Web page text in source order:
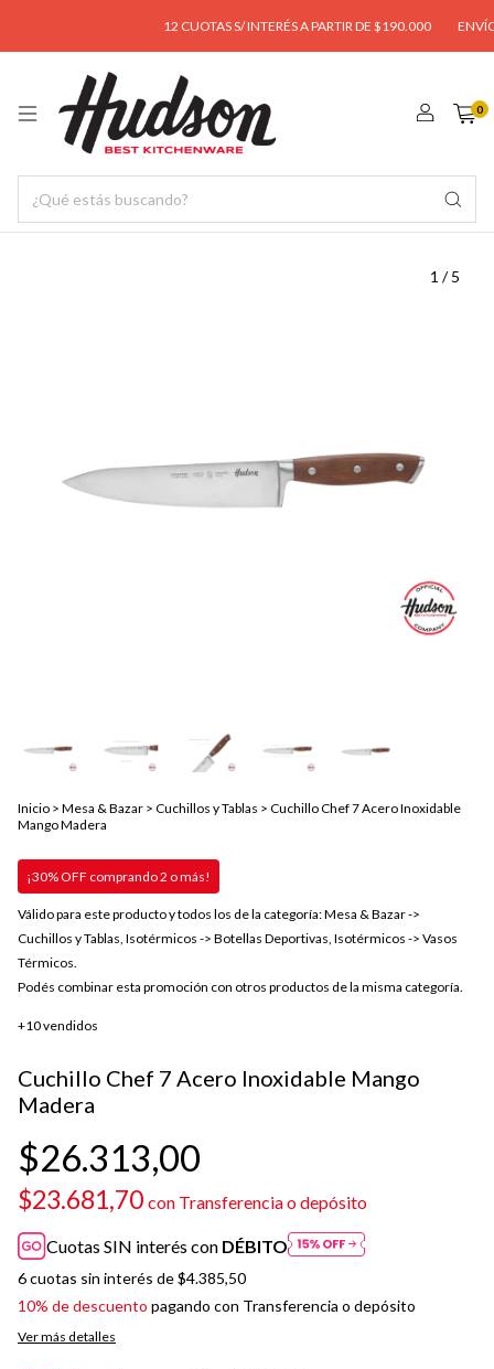
12 CUOTAS S/ INTERÉS A PARTIR DE $190.000 ENVÍO
0
1 /5
Inicio > Mesa & Bazar > Cuchillos y Tablas > Cuchillo Chef 7 Acero Inoxidable
Mango Madera
¡30% OFF comprando 2 o más!
Válido para este producto y todos los de la categoría: Mesa & Bazar ->
Cuchillos y Tablas, Isotérmicos -> Botellas Deportivas, Isotérmicos -> Vasos
Térmicos.
Podés combinar esta promoción con otros productos de la misma categoría.
+10 vendidos
Cuchillo Chef 7 Acero Inoxidable Mango
Madera
$26.313,00
$23.681,70 con Transferencia o depósito
Cuotas SIN interés con DÉBITO
6cuotas sin interés de$4.385,50
10% de descuento pagando con Transferencia o depósito
Ver más detalles